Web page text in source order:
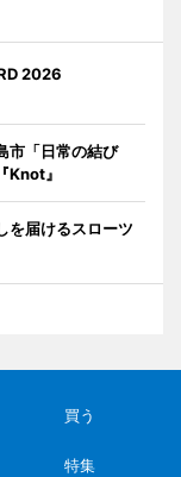
2026
市「日常の結び
Knot』
を届けるスローツ
買う
特集